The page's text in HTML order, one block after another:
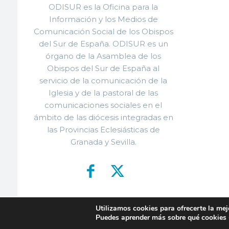
ODISUR es la Oficina para la
Información y los Medios de
Comunicación Social de los Obispos
del Sur de España. ODISUR es un
órgano de la Asamblea de los
Obispos del Sur de España al
servicio de la comunicación de la
Iglesia y de la pastoral de las
comunicaciones sociales en el
ámbito de las diócesis integradas en
las Provincias Eclesiásticas de
Granada y Sevilla.
©
Utilizamos cookies para ofrecerte la
Puedes aprender más sobre qué